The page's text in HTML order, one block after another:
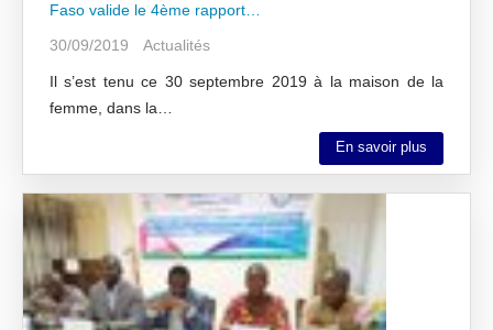
Faso valide le 4ème rapport…
30/09/2019
Actualités
Il s’est tenu ce 30 septembre 2019 à la maison de la
femme, dans la…
En savoir plus